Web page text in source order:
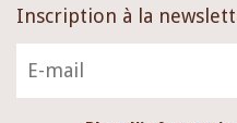
Inscription à la